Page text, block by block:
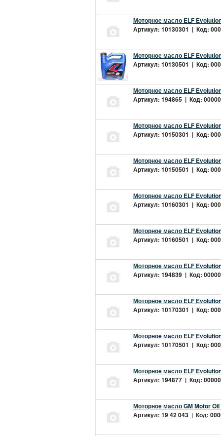
Моторное масло ELF
Артикул: 10130301 | Код:
Моторное масло ELF
Артикул: 10130501 | Код:
Моторное масло ELF
Артикул: 194865 | Код:
Моторное масло ELF
Артикул: 10150301 | Код:
Моторное масло ELF
Артикул: 10150501 | Код:
Моторное масло ELF
Артикул: 10160301 | Код:
Моторное масло ELF
Артикул: 10160501 | Код:
Моторное масло ELF
Артикул: 194839 | Код:
Моторное масло ELF
Артикул: 10170301 | Код:
Моторное масло ELF
Артикул: 10170501 | Код:
Моторное масло ELF
Артикул: 194877 | Код:
Моторное масло GM Motor Oil
Артикул: 19 42 043 | Код: